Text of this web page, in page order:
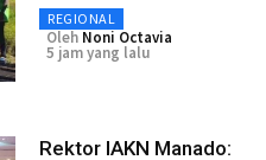
REGIONAL
Oleh Noni Octavia
5 jam yang lalu
Rektor IAKN Manado: